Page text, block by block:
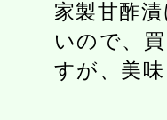
家製甘酢
いので、
すが、美